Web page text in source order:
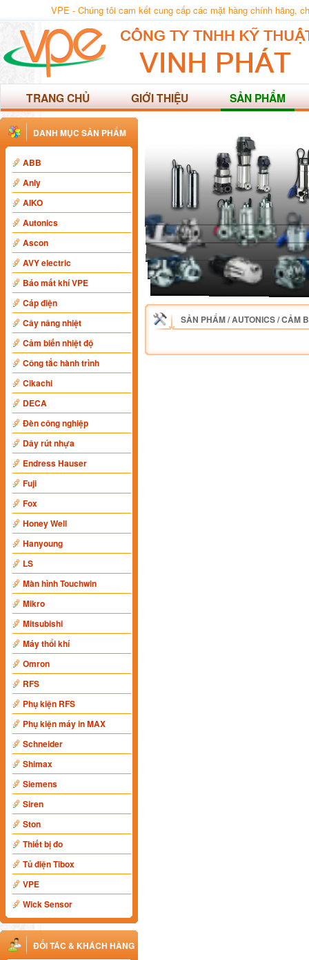
VPE - Chúng tôi cam kết cung cấp các mặt hàng chính hãng,
TRANG CHỦ GIỚI THIỆU SẢN PHẨM
DANH MỤC SẢN PHẨM
ABB
Anly
AIKO
Autonics
Ascon
AVY electric
Báo mất khí VPE
Cáp điện
Cây nâng nhiệt
Cảm biến nhiệt độ
Công tắc hành trình
Cikachi
DECA
Đèn công nghiệp
Dây rút nhựa
Endress Hauser
Fuji
Fox
Honey Well
Hanyoung
LS
Màn hình Touchwin
Mikro
Mitsubishi
Máy thổi khí
Omron
RFS
Phụ kiện RFS
Phụ kiện máy in MAX
Schneider
Shimax
Siemens
Siren
Ston
Thiết bị đo
Tủ điện Tibox
VPE
Wick Sensor
ĐỐI TÁC & KHÁCH HÀNG
SẢN PHẨM/AUTONICS/CẢM